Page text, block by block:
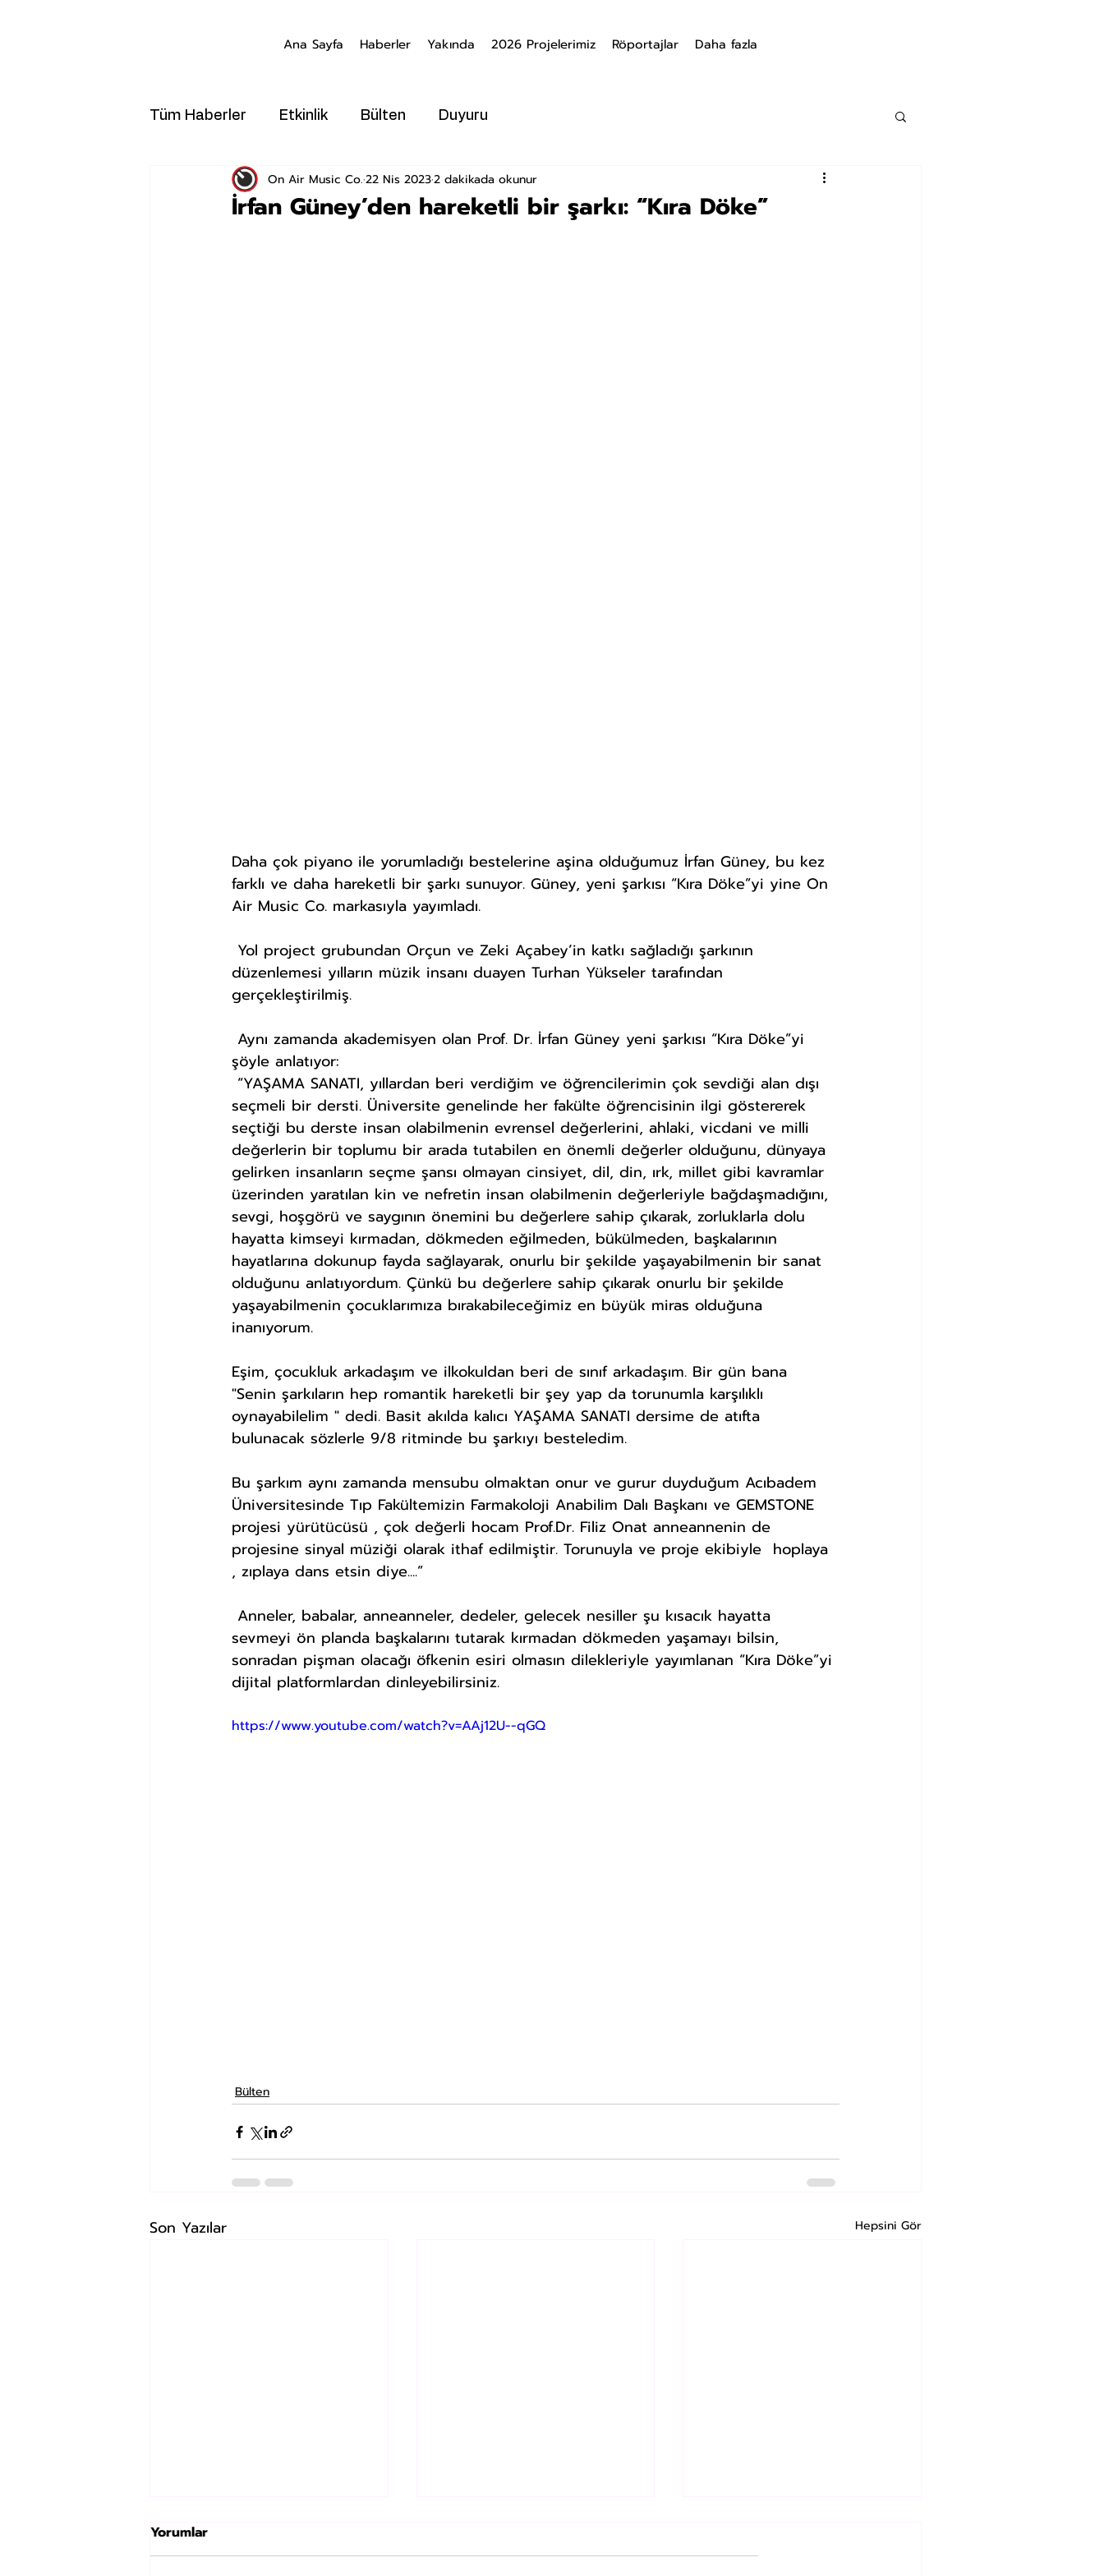
Ana Sayfa Haberler Yakında 2026 Projelerimiz Röportajlar Daha fazla
Tüm Haberler Etkinlik Bülten Duyuru
İrfan Güney’den hareketli bir şarkı: “Kıra Döke”
On Air Music Co.22 Nis 20232 dakikada okunur
Daha çok piyano ile yorumladığı bestelerine aşina olduğumuz İrfan Güney, bu kez
farklı ve daha hareketli bir şarkı sunuyor. Güney, yeni şarkısı “Kıra Döke”yi yine On
Air Music Co. markasıyla yayımladı.
düzenlemesi yılların müzik insanı duayen Turhan Yükseler tarafından
gerçekleştirilmiş.
şöyle anlatıyor:
seçmeli bir dersti. Üniversite genelinde her fakülte öğrencisinin ilgi göstererek
seçtiği bu derste insan olabilmenin evrensel değerlerini, ahlaki, vicdani ve milli
değerlerin bir toplumu bir arada tutabilen en önemli değerler olduğunu, dünyaya
gelirken insanların seçme şansı olmayan cinsiyet, dil, din, ırk, millet gibi kavramlar
üzerinden yaratılan kin ve nefretin insan olabilmenin değerleriyle bağdaşmadığını,
sevgi, hoşgörü ve saygının önemini bu değerlere sahip çıkarak, zorluklarla dolu
hayatta kimseyi kırmadan, dökmeden eğilmeden, bükülmeden, başkalarının
hayatlarına dokunup fayda sağlayarak, onurlu bir şekilde yaşayabilmenin bir sanat
olduğunu anlatıyordum. Çünkü bu değerlere sahip çıkarak onurlu bir şekilde
yaşayabilmenin çocuklarımıza bırakabileceğimiz en büyük miras olduğuna
inanıyorum.
Eşim, çocukluk arkadaşım ve ilkokuldan beri de sınıf arkadaşım. Bir gün bana
"Senin şarkıların hep romantik hareketli bir şey yap da torunumla karşılıklı
oynayabilelim " dedi. Basit akılda kalıcı YAŞAMA SANATI dersime de atıfta
bulunacak sözlerle 9/8 ritminde bu şarkıyı besteledim.
Bu şarkım aynı zamanda mensubu olmaktan onur ve gurur duyduğum Acıbadem
Üniversitesinde Tıp Fakültemizin Farmakoloji Anabilim Dalı Başkanı ve GEMSTONE
projesi yürütücüsü , çok değerli hocam Prof.Dr. Filiz Onat anneannenin de
projesine sinyal müziği olarak ithaf edilmiştir. Torunuyla ve proje ekibiyle  hoplaya
, zıplaya dans etsin diye....”
sevmeyi ön planda başkalarını tutarak kırmadan dökmeden yaşamayı bilsin,
sonradan pişman olacağı öfkenin esiri olmasın dilekleriyle yayımlanan “Kıra Döke”yi
dijital platformlardan dinleyebilirsiniz.
https://www.youtube.com/watch?v=AAj12U--qGQ
Bülten
Son Yazılar Hepsini Gör
Yorumlar